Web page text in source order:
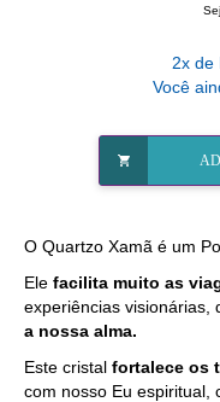
2x de
Você
O Quartzo Xamã é um
Ele facilita muito as
experiências visionárias,
a nossa alma.
Este cristal fortalece os
com nosso Eu espiritual,